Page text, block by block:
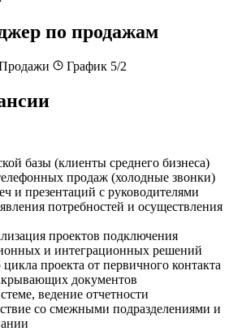
по продажам
График 5/2
базы (клиенты среднего бизнеса)
продаж (холодные звонки)
и презентаций с руководителями
потребностей и осуществления
проектов подключения
и интеграционных решений
проекта от первичного контакта
документов
ведение отчетности
со смежными подразделениями и